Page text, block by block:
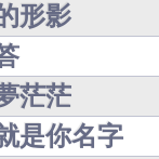
形影
茫茫
是你名字